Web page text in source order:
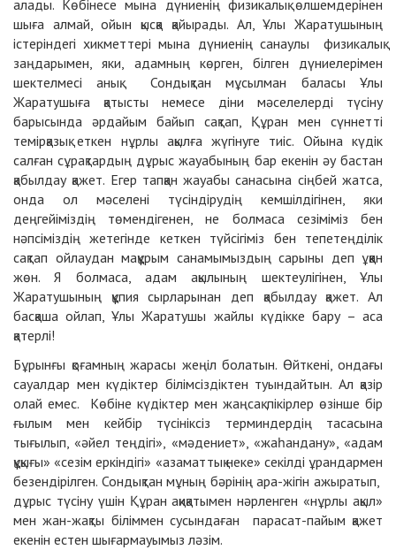
алады. Көбінесе мына дүниенің физикалық өлшемдерінен
шыға алмай, ойын қысқа қайырады. Ал, Ұлы Жаратушының
істеріндегі хикметтері мына дүниенің санаулы физикалық
заңдарымен, яки, адамның көрген, білген дүниелерімен
шектелмесі анық. Сондықтан мұсылман баласы Ұлы
Жаратушыға қатысты немесе діни мәселелерді түсіну
барысында әрдайым байып сақтап, Құран мен сүннетті
темірқазық еткен нұрлы ақылға жүгінуге тиіс. Ойына күдік
салған сұрақтардың дұрыс жауабының бар екенін әу бастан
қабылдау қажет. Егер тапқан жауабы санасына сіңбей жатса,
онда ол мәселені түсіндірудің кемшілдігінен, яки
деңгейіміздің төмендігенен, не болмаса сезіміміз бен
нәпсіміздің жетегінде кеткен түйсігіміз бен тепетеңділік
сақтап ойлаудан мақұрым санамымыздың сарыны деп ұққан
жөн. Я болмаса, адам ақылының шектеулігінен, Ұлы
Жаратушының құпия сырларынан деп қабылдау қажет. Ал
басқаша ойлап, Ұлы Жаратушы жайлы күдікке бару – аса
қатерлі!
Бұрынғы қоғамның жарасы жеңіл болатын. Өйткені, ондағы
сауалдар мен күдіктер білімсіздіктен туындайтын. Ал қазір
олай емес. Көбіне күдіктер мен жаңсақ пікірлер өзінше бір
ғылым мен кейбір түсініксіз терминдердің тасасына
тығылып, «әйел теңдігі», «мәдениет», «жаһандану», «адам
құқығы» «сезім еркіндігі» «азаматтық неке» секілді ұрандармен
безендірілген. Сондықтан мұның бәрінің ара-жігін ажыратып,
дұрыс түсіну үшін Құран ақиқатымен нәрленген «нұрлы ақыл»
мен жан-жақты біліммен сусындаған парасат-пайым қажет
екенін естен шығармауымыз ләзім.